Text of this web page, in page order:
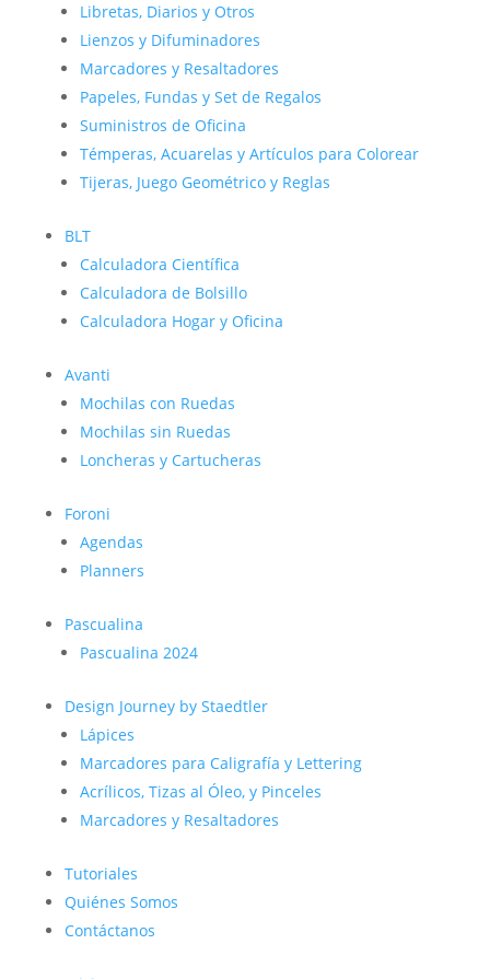
Libretas, Diarios y Otros
Lienzos y Difuminadores
Marcadores y Resaltadores
Papeles, Fundas y Set de Regalos
Suministros de Oficina
Témperas, Acuarelas y Artículos para Colorear
Tijeras, Juego Geométrico y Reglas
BLT
Calculadora Científica
Calculadora de Bolsillo
Calculadora Hogar y Oficina
Avanti
Mochilas con Ruedas
Mochilas sin Ruedas
Loncheras y Cartucheras
Foroni
Agendas
Planners
Pascualina
Pascualina 2024
Design Journey by Staedtler
Lápices
Marcadores para Caligrafía y Lettering
Acrílicos, Tizas al Óleo, y Pinceles
Marcadores y Resaltadores
Tutoriales
Quiénes Somos
Contáctanos